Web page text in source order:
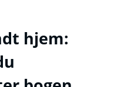
hjem: